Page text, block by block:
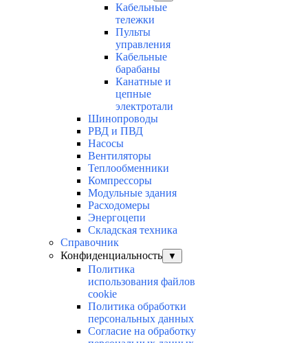
Кабельные
тележки
Пульты
управления
Кабельные
барабаны
Канатные и
цепные
электротали
Шинопроводы
РВД и ПВД
Насосы
Вентиляторы
Теплообменники
Компрессоры
Модульные здания
Расходомеры
Энергоцепи
Складская техника
Справочник
Конфиденциальность
▼
Политика
использования файлов
cookie
Политика обработки
персональных данных
Согласие на обработку